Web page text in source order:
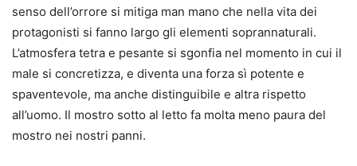
senso dell’orrore si mitiga man mano che nella vita dei
protagonisti si fanno largo gli elementi soprannaturali.
L’atmosfera tetra e pesante si sgonfia nel momento in cui il
male si concretizza, e diventa una forza sì potente e
spaventevole, ma anche distinguibile e altra rispetto
all’uomo. Il mostro sotto al letto fa molta meno paura del
mostro nei nostri panni.